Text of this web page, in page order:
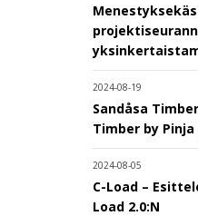
2024-08-19
Sandåsa
Timber by
2024-08-05
C-Load –
Load 2.0:N